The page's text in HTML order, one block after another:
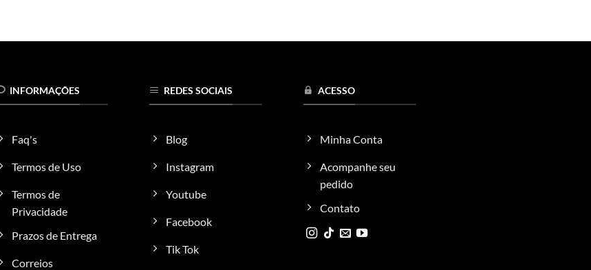
INFORMAÇÕES
Faq's
Termos de Uso
Termos de
Privacidade
Prazos de Entrega
Correios
REDES SOCIAIS
Blog
Instagram
Youtube
Facebook
Tik Tok
ACESSO
Minha Conta
Acompanhe seu
pedido
Contato